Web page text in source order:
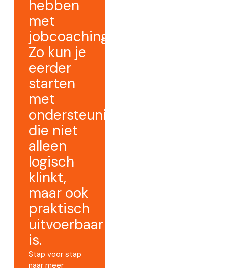
hebben
met
jobcoaching.
Zo kun je
eerder
starten
met
ondersteuning
die niet
alleen
logisch
klinkt,
maar ook
praktisch
uitvoerbaar
is.
Stap voor stap
naar meer